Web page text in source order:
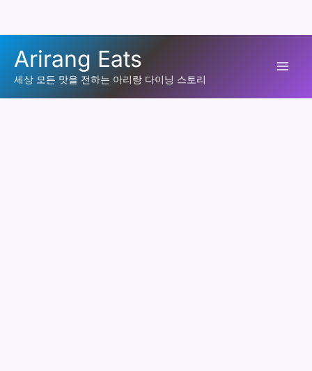
로
Arirang Eats
세상 모든 맛을 전하는 아리랑 다이닝 스토리